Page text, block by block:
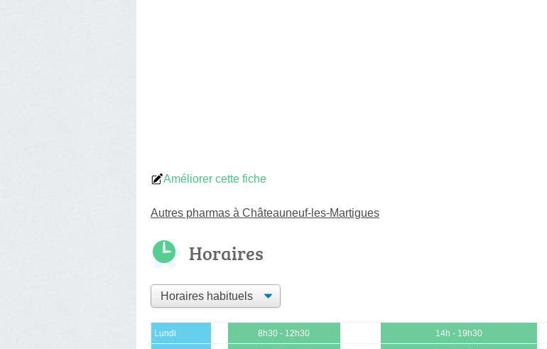
Améliorer cette fiche
Autres pharmas à Châteauneuf-les-Martigues
Horaires
Lundi 8h30 - 12h30 14h - 19h30